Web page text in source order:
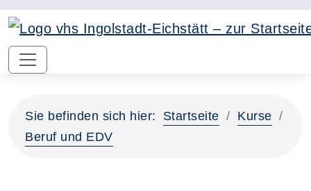
Sie befinden sich hier: Startseite
Kurse
Beruf und EDV